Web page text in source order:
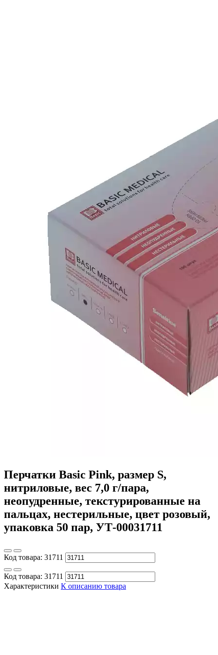
Перчатки Basic Pink, размер S,
нитриловые, вес 7,0 г/пара,
неопудренные, текстурированные на
пальцах, нестерильные, цвет розовый,
упаковка 50 пар, УТ-00031711
Код товара: 31711
Код товара: 31711
Характеристики К описанию товара